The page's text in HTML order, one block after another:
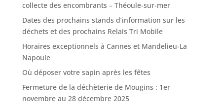
collecte des encombrants – Théoule-sur-mer
Dates des prochains stands d’information sur les
déchets et des prochains Relais Tri Mobile
Horaires exceptionnels à Cannes et Mandelieu-La
Napoule
Où déposer votre sapin après les fêtes
Fermeture de la déchèterie de Mougins : 1er
novembre au 28 décembre 2025